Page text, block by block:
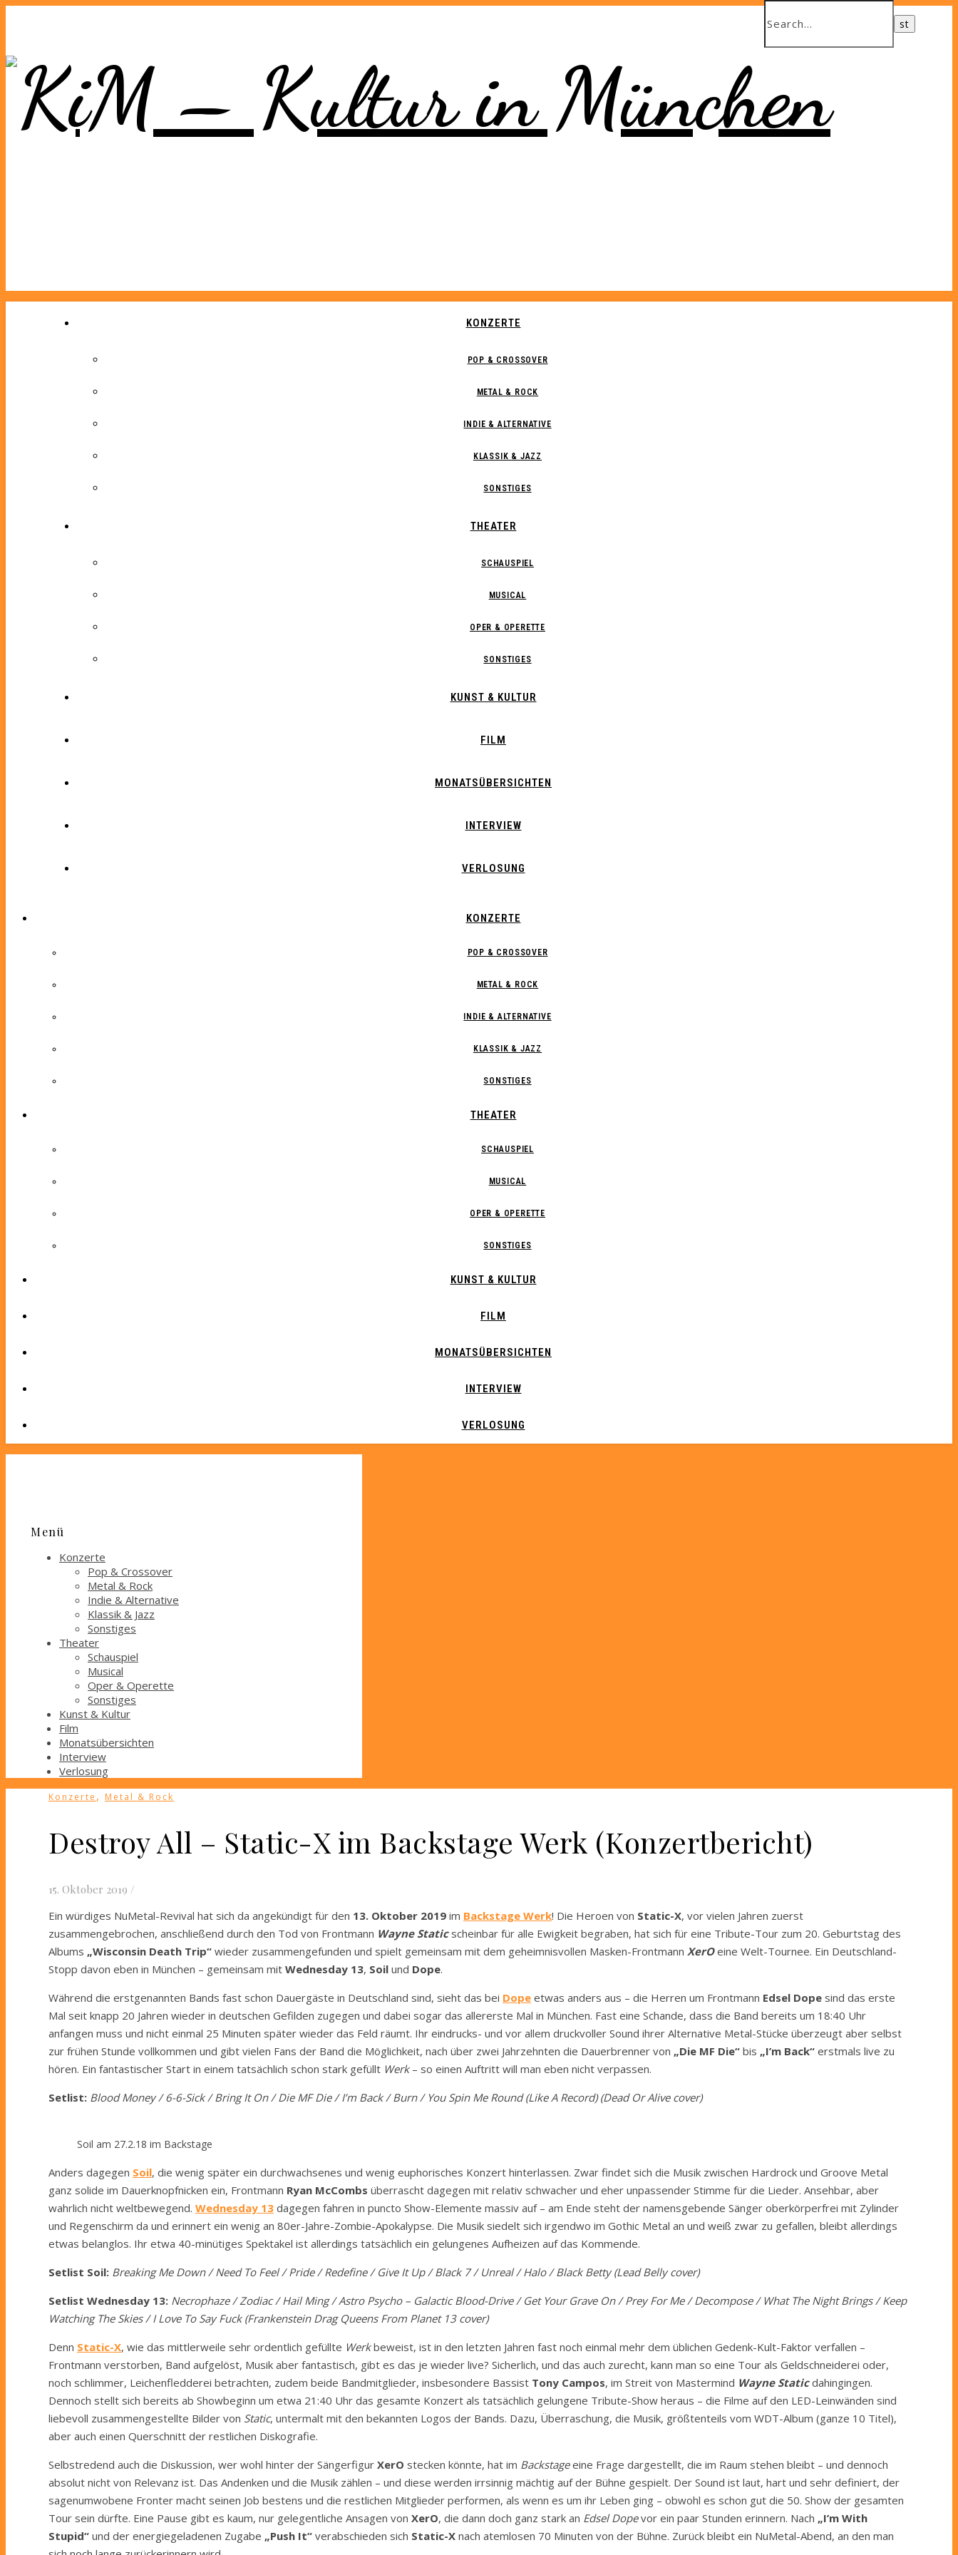
KONZERTE
POP & CROSSOVER
METAL & ROCK
INDIE & ALTERNATIVE
KLASSIK & JAZZ
SONSTIGES
THEATER
SCHAUSPIEL
MUSICAL
OPER & OPERETTE
SONSTIGES
KUNST & KULTUR
FILM
MONATSÜBERSICHTEN
INTERVIEW
VERLOSUNG
KONZERTE
POP & CROSSOVER
METAL & ROCK
INDIE & ALTERNATIVE
KLASSIK & JAZZ
SONSTIGES
THEATER
SCHAUSPIEL
MUSICAL
OPER & OPERETTE
SONSTIGES
KUNST & KULTUR
FILM
MONATSÜBERSICHTEN
INTERVIEW
VERLOSUNG
Menü
Konzerte
Pop & Crossover
Metal & Rock
Indie & Alternative
Klassik & Jazz
Sonstiges
Theater
Schauspiel
Musical
Oper & Operette
Sonstiges
Kunst & Kultur
Film
Monatsübersichten
Interview
Verlosung
Konzerte , Metal & Rock
Destroy All – Static-X im Backstage Werk (Konzertbericht)
15. Oktober 2019 /
Ein würdiges NuMetal-Revival hat sich da angekündigt für den 13. Oktober 2019 im Backstage Werk! Die Heroen von Static-X, vor vielen Jahren zuerst
zusammengebrochen, anschließend durch den Tod von Frontmann Wayne Staticscheinbar für alle Ewigkeit begraben, hat sich für eine Tribute-Tour zum 20. Geburtstag des
Albums „Wisconsin Death Trip“ wieder zusammengefunden und spielt gemeinsam mit dem geheimnisvollen Masken-Frontmann XerOeine Welt-Tournee. Ein Deutschland-
Stopp davon eben in München – gemeinsam mit Wednesday 13, Soil und Dope.
Während die erstgenannten Bands fast schon Dauergäste in Deutschland sind, sieht das bei Dope etwas anders aus – die Herren um Frontmann Edsel Dope sind das erste
Mal seit knapp 20 Jahren wieder in deutschen Gefilden zugegen und dabei sogar das allererste Mal in München. Fast eine Schande, dass die Band bereits um 18:40 Uhr
anfangen muss und nicht einmal 25 Minuten später wieder das Feld räumt. Ihr eindrucks- und vor allem druckvoller Sound ihrer Alternative Metal-Stücke überzeugt aber selbst
zur frühen Stunde vollkommen und gibt vielen Fans der Band die Möglichkeit, nach über zwei Jahrzehnten die Dauerbrenner von „Die MF Die“ bis „I’m Back“ erstmals live zu
hören. Ein fantastischer Start in einem tatsächlich schon stark gefüllt Werk– so einen Auftritt will man eben nicht verpassen.
Setlist: Blood Money / 6-6-Sick / Bring It On / Die MF Die / I’m Back / Burn / You Spin Me Round (Like A Record) (Dead Or Alive cover)
Soil am 27.2.18 im Backstage
Anders dagegen Soil, die wenig später ein durchwachsenes und wenig euphorisches Konzert hinterlassen. Zwar findet sich die Musik zwischen Hardrock und Groove Metal
ganz solide im Dauerknopfnicken ein, Frontmann Ryan McCombs überrascht dagegen mit relativ schwacher und eher unpassender Stimme für die Lieder. Ansehbar, aber
wahrlich nicht weltbewegend. Wednesday 13 dagegen fahren in puncto Show-Elemente massiv auf – am Ende steht der namensgebende Sänger oberkörperfrei mit Zylinder
und Regenschirm da und erinnert ein wenig an 80er-Jahre-Zombie-Apokalypse. Die Musik siedelt sich irgendwo im Gothic Metal an und weiß zwar zu gefallen, bleibt allerdings
etwas belanglos. Ihr etwa 40-minütiges Spektakel ist allerdings tatsächlich ein gelungenes Aufheizen auf das Kommende.
Setlist Soil: Breaking Me Down / Need To Feel / Pride / Redefine / Give It Up / Black 7 / Unreal / Halo / Black Betty (Lead Belly cover)
Setlist Wednesday 13: Necrophaze / Zodiac / Hail Ming / Astro Psycho – Galactic Blood-Drive / Get Your Grave On / Prey For Me / Decompose / What The Night Brings / Keep
Watching The Skies / I Love To Say Fuck (Frankenstein Drag Queens From Planet 13 cover)
Denn Static-X, wie das mittlerweile sehr ordentlich gefüllte Werkbeweist, ist in den letzten Jahren fast noch einmal mehr dem üblichen Gedenk-Kult-Faktor verfallen –
Frontmann verstorben, Band aufgelöst, Musik aber fantastisch, gibt es das je wieder live? Sicherlich, und das auch zurecht, kann man so eine Tour als Geldschneiderei oder,
noch schlimmer, Leichenfledderei betrachten, zudem beide Bandmitglieder, insbesondere Bassist Tony Campos, im Streit von Mastermind Wayne Staticdahingingen.
Dennoch stellt sich bereits ab Showbeginn um etwa 21:40 Uhr das gesamte Konzert als tatsächlich gelungene Tribute-Show heraus – die Filme auf den LED-Leinwänden sind
liebevoll zusammengestellte Bilder von Static, untermalt mit den bekannten Logos der Bands. Dazu, Überraschung, die Musik, größtenteils vom WDT-Album (ganze 10 Titel),
aber auch einen Querschnitt der restlichen Diskografie.
Selbstredend auch die Diskussion, wer wohl hinter der Sängerfigur XerO stecken könnte, hat im Backstageeine Frage dargestellt, die im Raum stehen bleibt – und dennoch
absolut nicht von Relevanz ist. Das Andenken und die Musik zählen – und diese werden irrsinnig mächtig auf der Bühne gespielt. Der Sound ist laut, hart und sehr definiert, der
sagenumwobene Fronter macht seinen Job bestens und die restlichen Mitglieder performen, als wenn es um ihr Leben ging – obwohl es schon gut die 50. Show der gesamten
Tour sein dürfte. Eine Pause gibt es kaum, nur gelegentliche Ansagen von XerO, die dann doch ganz stark an Edsel Dopevor ein paar Stunden erinnern. Nach „I’m With
Stupid“ und der energiegeladenen Zugabe „Push It“ verabschieden sich Static-X nach atemlosen 70 Minuten von der Bühne. Zurück bleibt ein NuMetal-Abend, an den man